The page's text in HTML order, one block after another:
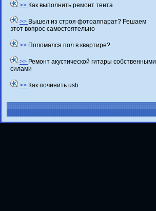
>> Как выполнить ремонт тента
>> Вышел из строя фотоаппарат? Решаем
этот вопрос самостоятельно
>> Поломался пол в квартире?
>> Ремонт акустической гитары собственными
силами
>> Как починить usb